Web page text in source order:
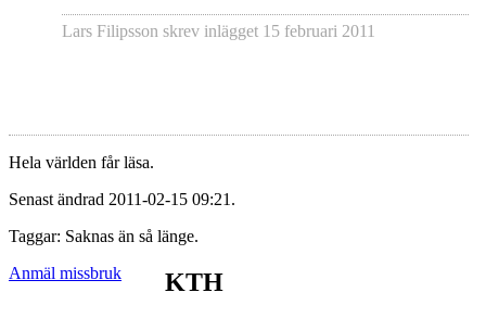
Lars Filipsson skrev inlägget 15 februari 2011
Hela världen får läsa.
Senast ändrad 2011-02-15 09:21.
Taggar: Saknas än så länge.
Anmäl missbruk
KTH